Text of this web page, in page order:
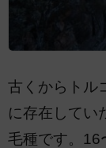
古くからトル
に存在してい
毛種です。16